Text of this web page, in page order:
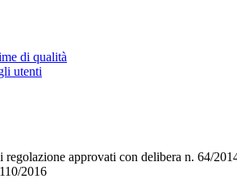
di qualità
utenti
approvati con delibera n. 64/
2016